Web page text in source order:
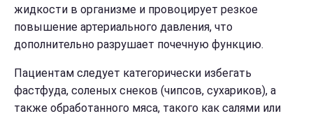
жидкости в организме и провоцирует резкое
повышение артериального давления, что
дополнительно разрушает почечную функцию.
Пациентам следует категорически избегать
фастфуда, соленых снеков (чипсов, сухариков), а
также обработанного мяса, такого как салями или